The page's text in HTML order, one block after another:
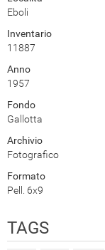
Eboli
Inventario
11887
Anno
1957
Fondo
Gallotta
Archivio
Fotografico
Formato
Pell. 6x9
TAGS